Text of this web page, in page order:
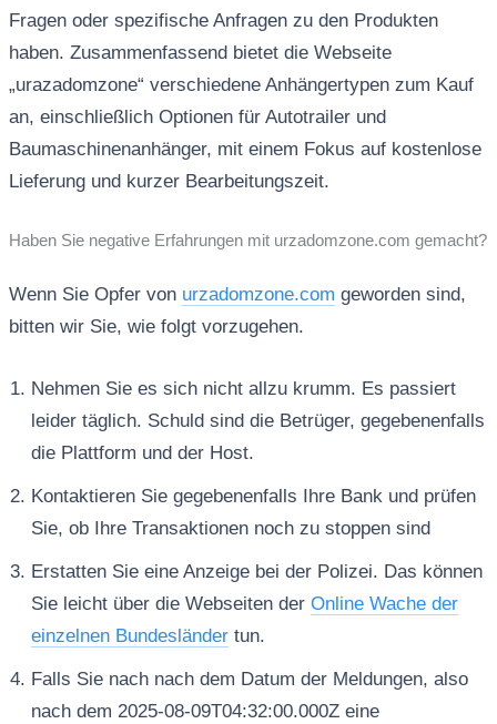
Fragen oder spezifische Anfragen zu den Produkten
haben. Zusammenfassend bietet die Webseite
„urazadomzone“ verschiedene Anhängertypen zum Kauf
an, einschließlich Optionen für Autotrailer und
Baumaschinenanhänger, mit einem Fokus auf kostenlose
Lieferung und kurzer Bearbeitungszeit.
Haben Sie negative Erfahrungen mit urzadomzone.com gemacht?
Wenn Sie Opfer von urzadomzone.com geworden sind,
bitten wir Sie, wie folgt vorzugehen.
Nehmen Sie es sich nicht allzu krumm. Es passiert
leider täglich. Schuld sind die Betrüger, gegebenenfalls
die Plattform und der Host.
Kontaktieren Sie gegebenenfalls Ihre Bank und prüfen
Sie, ob Ihre Transaktionen noch zu stoppen sind
Erstatten Sie eine Anzeige bei der Polizei. Das können
Sie leicht über die Webseiten der Online Wache der
einzelnen Bundesländertun.
Falls Sie nach nach dem Datum der Meldungen, also
nach dem 2025-08-09T04:32:00.000Z eine